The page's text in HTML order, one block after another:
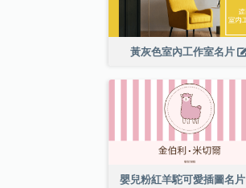
黃灰色室內工作室名片
嬰兒粉紅羊駝可愛插圖名片